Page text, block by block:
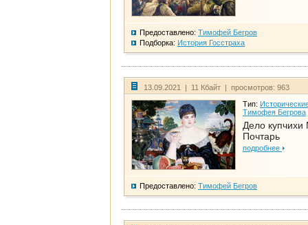
Предоставлено: Тимофей Бегров
Подборка: История Госстраха
13.09.2021 | 11 Кбайт | просмотров: 963
Тип:
Тимофея Бегрова
Дело
Почтарь
подробнее
Предоставлено: Тимофей Бегров